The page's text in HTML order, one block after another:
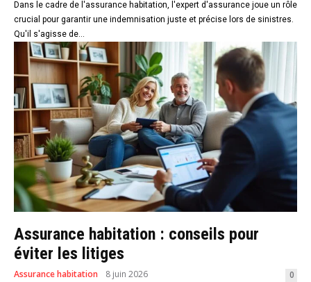
Dans le cadre de l'assurance habitation, l'expert d'assurance joue un rôle
crucial pour garantir une indemnisation juste et précise lors de sinistres.
Qu'il s'agisse de...
Assurance habitation : conseils pour
éviter les litiges
Assurance habitation 8 juin 2026 0